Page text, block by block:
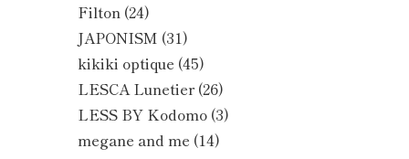
Filton (24)
JAPONISM (31)
kikiki optique (45)
LESCA Lunetier(26)
LESS BY Kodomo (3)
megane and me (14)